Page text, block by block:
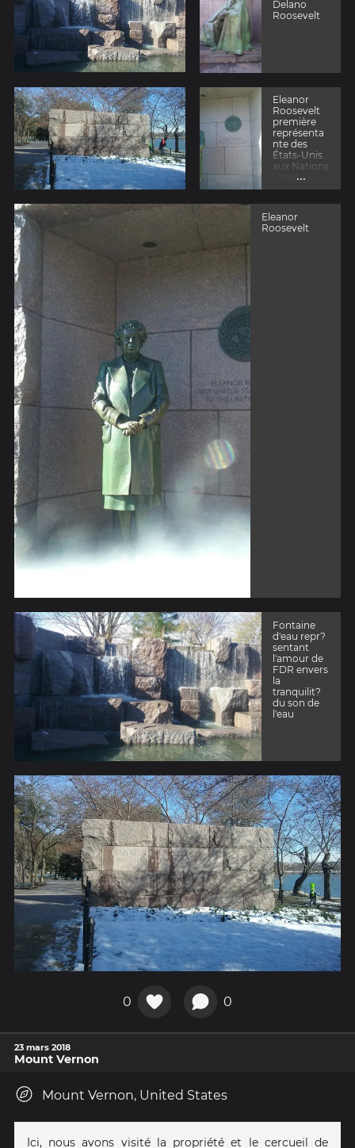
Delano
Roosevelt
Eleanor
Roosevelt
première
représenta
nte des
États-Unis
aux Nations
Unies...
Eleanor
Roosevelt
Fontaine
d'eau repr?
sentant
l'amour de
FDR envers
la
tranquilit?
du son de
l'eau
0 0
23 mars 2018
Mount Vernon
Mount Vernon, United States
Ici, nous avons visité la propriété et le cercueil de